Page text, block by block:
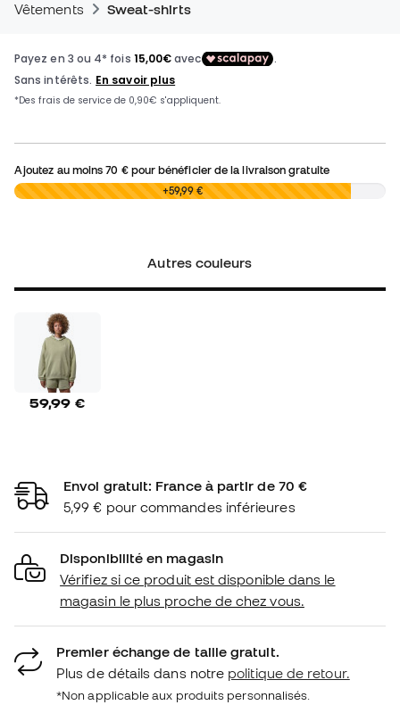
Vêtements Sweat-shirts
Ajoutez au moins70 €pour bénéficier de la livraison gratuite
0,00 € +59,99 €
Autres couleurs
59,99 €
Envoi gratuit: France à partir de 70 €
5,99 € pour commandes inférieures
Disponibilité en magasin
Vérifiez si ce produit est disponible dans le
magasin le plus proche de chez vous.
Premier échange de taille gratuit.
Plus de détails dans notre politique de retour.
*Non applicable aux produits personnalisés.